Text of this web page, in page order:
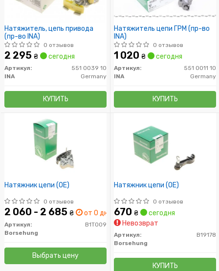
Натяжитель, цепь привода
(пр-во INA)
0 отзывов
2 295 ₴ сегодня
Артикул:
551 0039 10
INA
Germany
КУПИТЬ
Натяжитель цепи ГРМ (пр-во
INA)
0 отзывов
1 020 ₴ сегодня
Артикул:
551 0011 10
INA
Germany
КУПИТЬ
Натяжник цепи (OE)
0 отзывов
2 060 - 2 685 ₴ от 0 дн.
Артикул:
B1T009
Borsehung
Выбрать цену
Натяжник цепи (OE)
0 отзывов
670 ₴
сегодня
Невозврат
Артикул:
B19178
Borsehung
КУПИТЬ